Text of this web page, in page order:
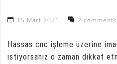
15 Mart 2021 2 comments
Hassas cnc işleme üzerine
istiyorsanız o zaman dikkat